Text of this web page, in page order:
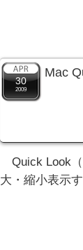
30
2009
Mac
Quick Look
大・縮小表示